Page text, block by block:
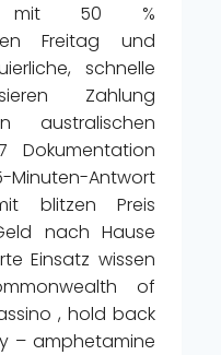
mit 50 %
Freitag und
schnelle
Zahlung
australischen
Dokumentation
Antwort
blitzen Preis
nach Hause
Einsatz wissen
of
, hold back
– amphetamine